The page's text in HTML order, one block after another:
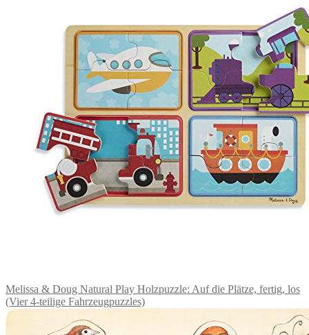
Melissa & Doug Natural Play Holzpuzzle: Auf die Plätze, fertig, los
(Vier 4-teilige Fahrzeugpuzzles)